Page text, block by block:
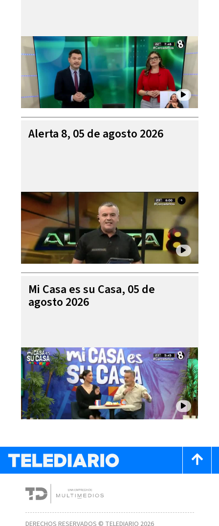
Alerta 8, 05 de agosto 2026
Mi Casa es su Casa, 05 de
agosto 2026
DERECHOS RESERVADOS © TELEDIARIO 2026